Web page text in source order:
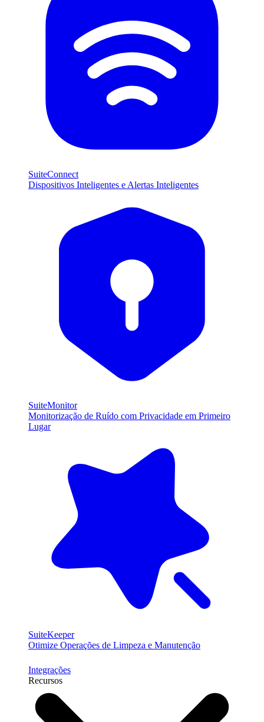
SuiteConnect
Dispositivos Inteligentes e Alertas Inteligentes
SuiteMonitor
Monitorização de Ruído com Privacidade em Primeiro
Lugar
SuiteKeeper
Otimize Operações de Limpeza e Manutenção
Integrações
Recursos